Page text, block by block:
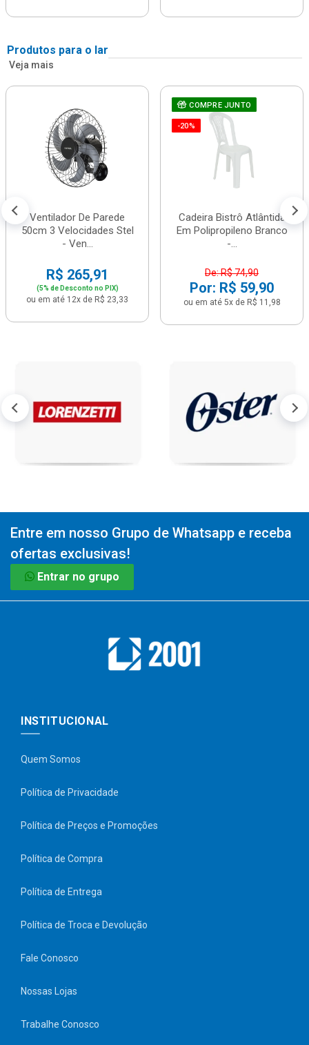
Produtos para o lar
Veja mais
Ventilador De Parede
50cm 3 Velocidades Stel
- Ven...
R$ 265,91
(5% de Desconto no PIX)
ou em até 12x de R$ 23,33
COMPRE JUNTO
-20%
Cadeira Bistrô Atlântida
Em Polipropileno Branco
-...
De: R$ 74,90
Por: R$ 59,90
ou em até 5x de R$ 11,98
Entre em nosso Grupo de Whatsapp e receba
ofertas exclusivas!
Entrar no grupo
INSTITUCIONAL
Quem Somos
Política de Privacidade
Política de Preços e Promoções
Política de Compra
Política de Entrega
Política de Troca e Devolução
Fale Conosco
Nossas Lojas
Trabalhe Conosco